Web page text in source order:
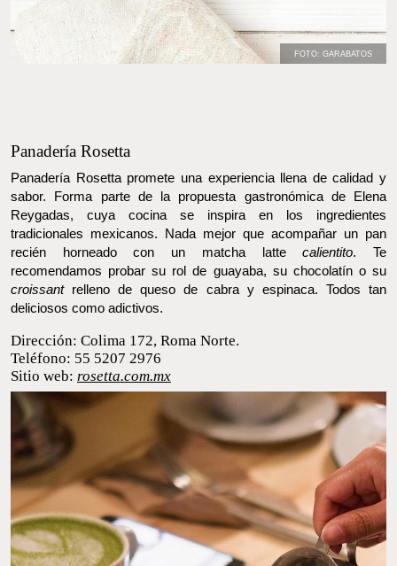
FOTO: GARABATOS
Panadería Rosetta promete una experiencia llena de calidad y
sabor. Forma parte de la propuesta gastronómica de Elena
Reygadas, cuya cocina se inspira en los ingredientes
tradicionales mexicanos. Nada mejor que acompañar un pan
recién horneado con un matcha lattecalientito. Te
recomendamos probar su rol de guayaba, su chocolatín o su
croissantrelleno de queso de cabra y espinaca. Todos tan
deliciosos como adictivos.
Teléfono: 55 5207 2976
Sitio web:rosetta.com.mx